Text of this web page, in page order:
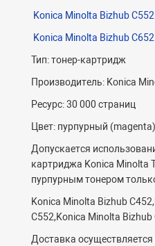
Konica Minolta Bizhub C552
Konica Minolta Bizhub C652
Тип: тонер-картридж
Производитель: Konica
Ресурс: 30 000 страниц
Цвет: пурпурный (magenta)
Допускается
картриджа Konica Minolta
пурпурным тонером
Konica Minolta Bizhub
C552,Konica Minolta Bizhub
Доставка